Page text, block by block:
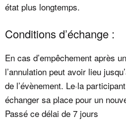
état plus longtemps.
Conditions d’échange :
En cas d’empêchement après
l’annulation peut avoir lieu
de l’évènement. Le·la
échanger sa place pour un
Passé ce délai de 7 jours